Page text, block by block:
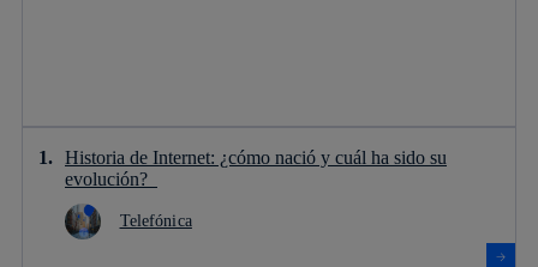
Historia de Internet: ¿cómo nació y cuál ha sido su
evolución?
Telefónica